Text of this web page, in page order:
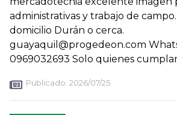
administrativas y trabajo de
domicilio Durán o cerca.
guayaquil@progedeon.com
0969032693 Solo quienes
Publicado: 2026/07/25